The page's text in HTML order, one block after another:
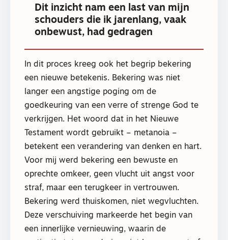
Dit inzicht nam een last van mijn
schouders die ik jarenlang, vaak
onbewust, had gedragen
In dit proces kreeg ook het begrip bekering
een nieuwe betekenis. Bekering was niet
langer een angstige poging om de
goedkeuring van een verre of strenge God te
verkrijgen. Het woord dat in het Nieuwe
Testament wordt gebruikt – metanoia –
betekent een verandering van denken en hart.
Voor mij werd bekering een bewuste en
oprechte omkeer, geen vlucht uit angst voor
straf, maar een terugkeer in vertrouwen.
Bekering werd thuiskomen, niet wegvluchten.
Deze verschuiving markeerde het begin van
een innerlijke vernieuwing, waarin de